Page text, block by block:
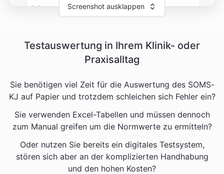
Screenshot ausklappen
Testauswertung in Ihrem Klinik- oder
Praxisalltag
Sie benötigen viel Zeit für die Auswertung des SOMS-
KJ auf Papier und trotzdem schleichen sich Fehler ein?
Sie verwenden Excel-Tabellen und müssen dennoch
zum Manual greifen um die Normwerte zu ermitteln?
Oder nutzen Sie bereits ein digitales Testsystem,
stören sich aber an der komplizierten Handhabung
und den hohen Kosten?